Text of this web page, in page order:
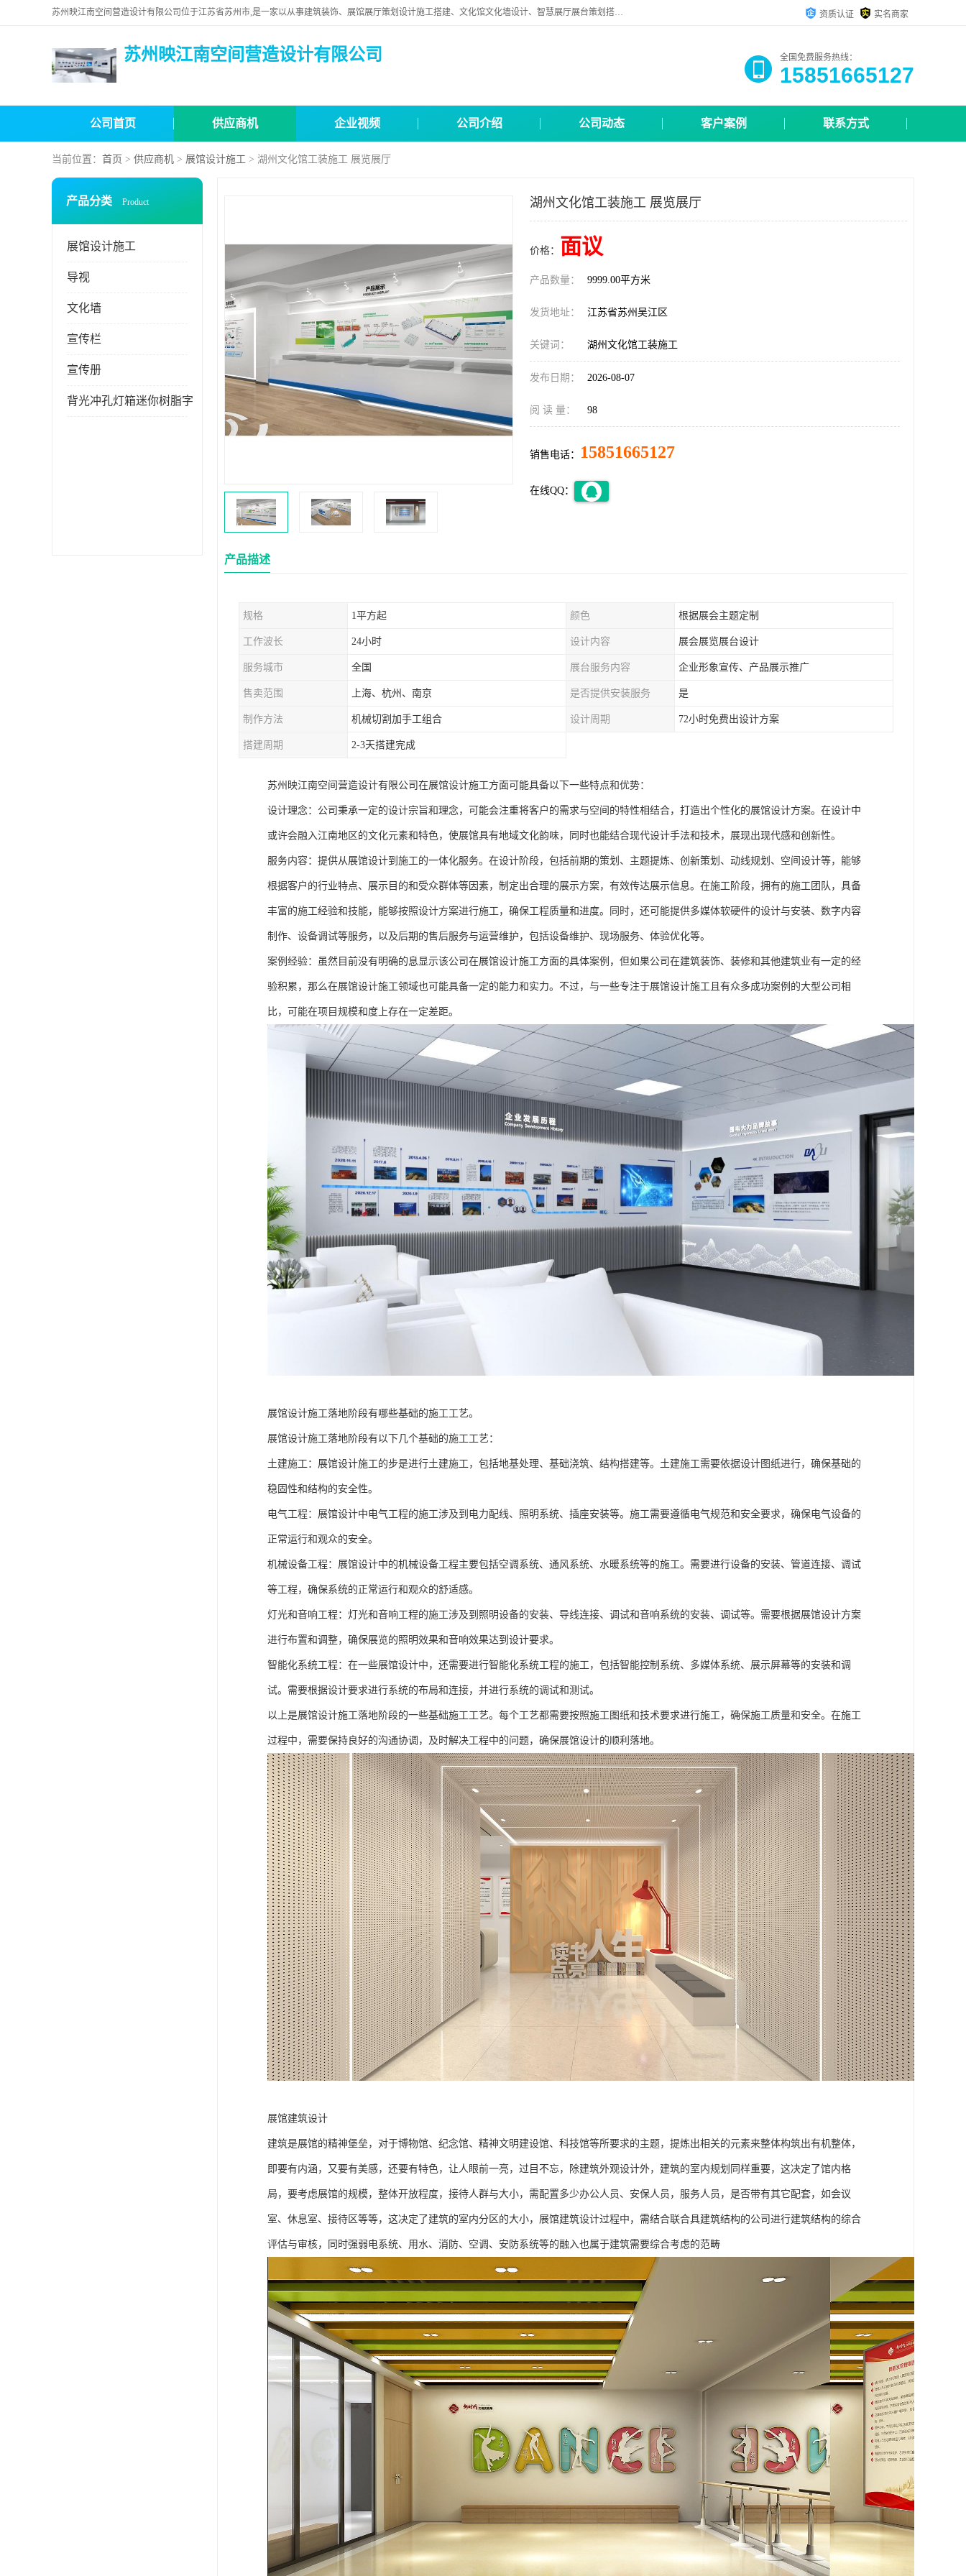
苏州映江南空间营造设计有限公司位于江苏省苏州市,是一家以从事建筑装饰、展馆展厅策划设计施工搭建、文化馆文化墙设计、智慧展厅展台策划搭建和其他建筑装饰装修业为主的企业。 资质认证 实名商家
苏州映江南空间营造设计有限公司 全国免费服务热线：
15851665127
公司首页 供应商机 企业视频 公司介绍 公司动态 客户案例 联系方式
当前位置： 首页 > 供应商机 > 展馆设计施工 > 湖州文化馆工装施工 展览展厅
产品分类 Product
展馆设计施工
导视
文化墙
宣传栏
宣传册
背光冲孔灯箱迷你树脂字
湖州文化馆工装施工 展览展厅
价格： 面议
产品数量： 9999.00平方米
发货地址： 江苏省苏州吴江区
关键词： 湖州文化馆工装施工
发布日期： 2026-08-07
阅 读 量： 98
销售电话： 15851665127
在线QQ：
产品描述
规格 1平方起 颜色 根据展会主题定制
工作波长 24小时 设计内容 展会展览展台设计
服务城市 全国 展台服务内容 企业形象宣传、产品展示推广
售卖范围 上海、杭州、南京 是否提供安装服务 是
制作方法 机械切割加手工组合 设计周期 72小时免费出设计方案
搭建周期 2-3天搭建完成
苏州映江南空间营造设计有限公司在展馆设计施工方面可能具备以下一些特点和优势：
设计理念：公司秉承一定的设计宗旨和理念，可能会注重将客户的需求与空间的特性相结合，打造出个性化的展馆设计方案。在设计中
或许会融入江南地区的文化元素和特色，使展馆具有地域文化韵味，同时也能结合现代设计手法和技术，展现出现代感和创新性。
服务内容：提供从展馆设计到施工的一体化服务。在设计阶段，包括前期的策划、主题提炼、创新策划、动线规划、空间设计等，能够
根据客户的行业特点、展示目的和受众群体等因素，制定出合理的展示方案，有效传达展示信息。在施工阶段，拥有的施工团队，具备
丰富的施工经验和技能，能够按照设计方案进行施工，确保工程质量和进度。同时，还可能提供多媒体软硬件的设计与安装、数字内容
制作、设备调试等服务，以及后期的售后服务与运营维护，包括设备维护、现场服务、体验优化等。
案例经验：虽然目前没有明确的息显示该公司在展馆设计施工方面的具体案例，但如果公司在建筑装饰、装修和其他建筑业有一定的经
验积累，那么在展馆设计施工领域也可能具备一定的能力和实力。不过，与一些专注于展馆设计施工且有众多成功案例的大型公司相
比，可能在项目规模和度上存在一定差距。
展馆设计施工落地阶段有哪些基础的施工工艺。
展馆设计施工落地阶段有以下几个基础的施工工艺：
土建施工：展馆设计施工的步是进行土建施工，包括地基处理、基础浇筑、结构搭建等。土建施工需要依据设计图纸进行，确保基础的
稳固性和结构的安全性。
电气工程：展馆设计中电气工程的施工涉及到电力配线、照明系统、插座安装等。施工需要遵循电气规范和安全要求，确保电气设备的
正常运行和观众的安全。
机械设备工程：展馆设计中的机械设备工程主要包括空调系统、通风系统、水暖系统等的施工。需要进行设备的安装、管道连接、调试
等工程，确保系统的正常运行和观众的舒适感。
灯光和音响工程：灯光和音响工程的施工涉及到照明设备的安装、导线连接、调试和音响系统的安装、调试等。需要根据展馆设计方案
进行布置和调整，确保展览的照明效果和音响效果达到设计要求。
智能化系统工程：在一些展馆设计中，还需要进行智能化系统工程的施工，包括智能控制系统、多媒体系统、展示屏幕等的安装和调
试。需要根据设计要求进行系统的布局和连接，并进行系统的调试和测试。
以上是展馆设计施工落地阶段的一些基础施工工艺。每个工艺都需要按照施工图纸和技术要求进行施工，确保施工质量和安全。在施工
过程中，需要保持良好的沟通协调，及时解决工程中的问题，确保展馆设计的顺利落地。
展馆建筑设计
建筑是展馆的精神堡垒，对于博物馆、纪念馆、精神文明建设馆、科技馆等所要求的主题，提炼出相关的元素来整体构筑出有机整体，
即要有内涵，又要有美感，还要有特色，让人眼前一亮，过目不忘，除建筑外观设计外，建筑的室内规划同样重要，这决定了馆内格
局，要考虑展馆的规模，整体开放程度，接待人群与大小，需配置多少办公人员、安保人员，服务人员，是否带有其它配套，如会议
室、休息室、接待区等等，这决定了建筑的室内分区的大小，展馆建筑设计过程中，需结合联合具建筑结构的公司进行建筑结构的综合
评估与审核，同时强弱电系统、用水、消防、空调、安防系统等的融入也属于建筑需要综合考虑的范畴